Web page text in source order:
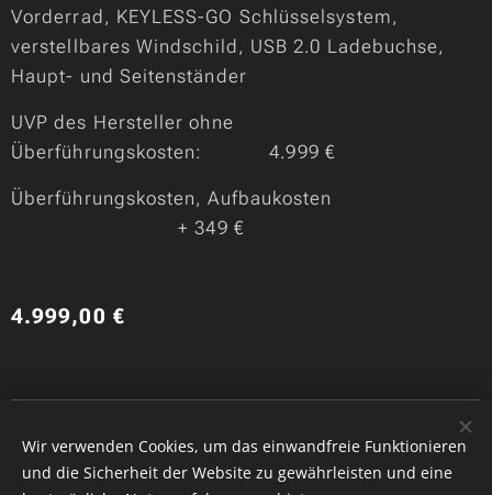
Vorderrad, KEYLESS-GO Schlüsselsystem,
verstellbares Windschild, USB 2.0 Ladebuchse,
Haupt- und Seitenständer
UVP des Hersteller ohne
Überführungskosten: 4.999 €
Überführungskosten, Aufbaukosten
+ 349 €
4.999,00 €
Cookies
Wir verwenden Cookies, um das einwandfreie Funktionieren
und die Sicherheit der Website zu gewährleisten und eine